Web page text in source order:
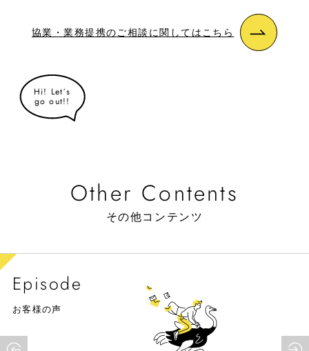
協業・業務提携のご相談に関してはこちら
Hi! Let´s
go out!!
Other Contents
その他コンテンツ
Company